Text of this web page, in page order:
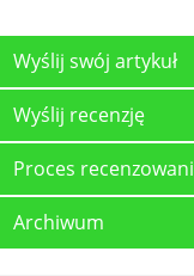
Wyślij swój artykuł
Wyślij recenzję
Proces
Archiwum